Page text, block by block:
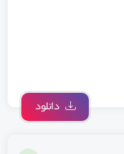
دانلود